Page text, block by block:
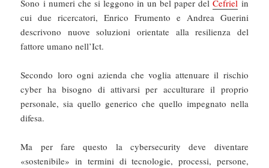
Sono i numeri che si leggono in un bel paper delCefriel in
cui due ricercatori, Enrico Frumento e Andrea Guerini
descrivono nuove soluzioni orientate alla resilienza del
fattore umano nell’Ict.
Secondo loro ogni azienda che voglia attenuare il rischio
cyber ha bisogno di attivarsi per acculturare il proprio
personale, sia quello generico che quello impegnato nella
difesa.
Ma per fare questo la cybersecurity deve diventare
«sostenibile» in termini di tecnologie, processi, persone,